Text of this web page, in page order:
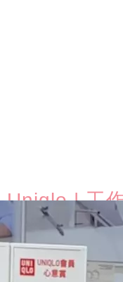
Uniqlo | 工